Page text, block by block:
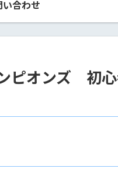
い合わせ
ピオンズ 初